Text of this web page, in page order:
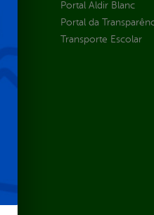
Portal Aldir Blanc
Portal da
Transporte Escolar